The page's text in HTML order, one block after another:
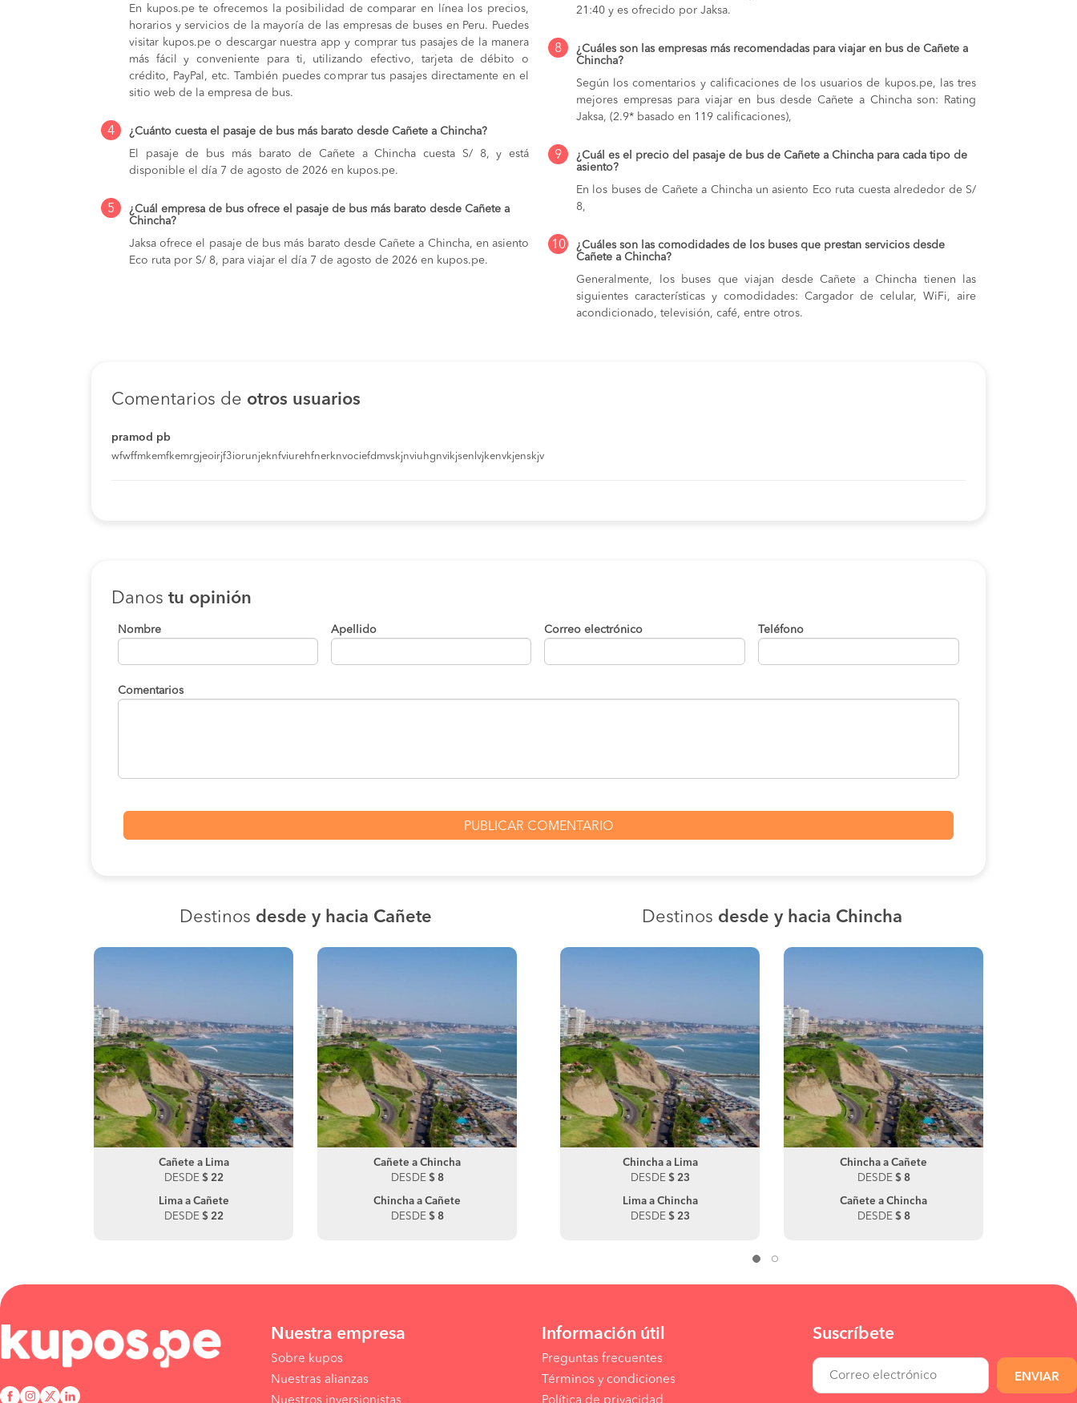
En kupos.pe te ofrecemos la posibilidad de comparar en línea los precios,
horarios y servicios de la mayoría de las empresas de buses en Peru. Puedes
visitar kupos.pe o descargar nuestra app y comprar tus pasajes de la manera
más fácil y conveniente para ti, utilizando efectivo, tarjeta de débito o
crédito, PayPal, etc. También puedes comprar tus pasajes directamente en el
sitio web de la empresa de bus.
4
¿Cuánto cuesta el pasaje de bus más barato desde Cañete a Chincha?
El pasaje de bus más barato de Cañete a Chincha cuesta S/ 8, y está
disponible el día 7 de agosto de 2026 en kupos.pe.
5
¿Cuál empresa de bus ofrece el pasaje de bus más barato desde Cañete a
Chincha?
Jaksa ofrece el pasaje de bus más barato desde Cañete a Chincha, en asiento
Eco ruta por S/ 8, para viajar el día 7 de agosto de 2026 en kupos.pe.
21:40 y es ofrecido por Jaksa.
8
¿Cuáles son las empresas más recomendadas para viajar en bus de Cañete a
Chincha?
Según los comentarios y calificaciones de los usuarios de kupos.pe, las tres
mejores empresas para viajar en bus desde Cañete a Chincha son: Rating
Jaksa, (2.9* basado en 119 calificaciones),
9
¿Cuál es el precio del pasaje de bus de Cañete a Chincha para cada tipo de
asiento?
En los buses de Cañete a Chincha un asiento Eco ruta cuesta alrededor de S/
8,
10
¿Cuáles son las comodidades de los buses que prestan servicios desde
Cañete a Chincha?
Generalmente, los buses que viajan desde Cañete a Chincha tienen las
siguientes características y comodidades: Cargador de celular, WiFi, aire
acondicionado, televisión, café, entre otros.
Comentarios de otros usuarios
pramod pb
wfwffmkemfkemrgjeoirjf3iorunjeknfviurehfnerknvociefdmvskjnviuhgnvikjsenlvjkenvkjenskjv
Danos tu opinión
Nombre Apellido Correo electrónico Teléfono
Comentarios
Destinos desde y hacia Cañete
Cañete a Lima
DESDE $ 22
Lima a Cañete
DESDE $ 22
Cañete a Chincha
DESDE $ 8
Chincha a Cañete
DESDE $ 8
Destinos desde y hacia Chincha
Chincha a Cañete
DESDE
Cañete a Chincha
DESDE
Chincha a Ica
DESDE
Chincha a Lima
DESDE $ 23
Lima a Chincha
DESDE $ 23
Chincha a Cañete
DESDE $ 8
Cañete a Chincha
DESDE $ 8
Nuestra empresa
Sobre kupos
Nuestras alianzas
Información útil
Preguntas frecuentes
Términos y condiciones
Suscríbete
ENVIAR